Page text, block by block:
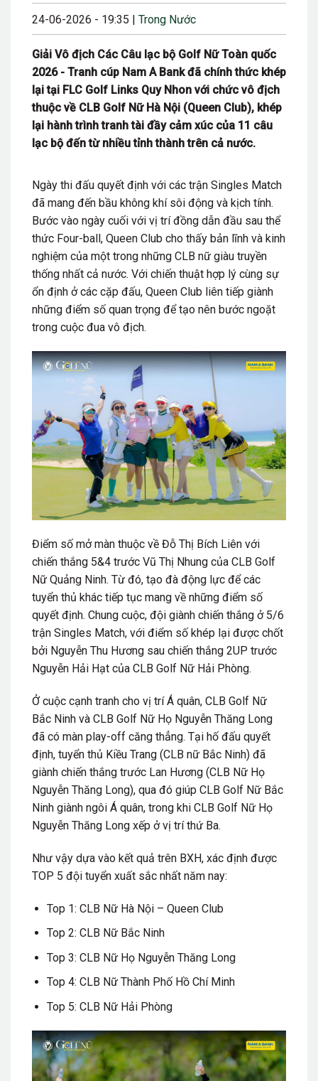
24-06-2026 - 19:35 | Trong Nước
Giải Vô địch Các Câu lạc bộ Golf Nữ Toàn quốc
2026 - Tranh cúp Nam A Bank đã chính thức khép
lại tại FLC Golf Links Quy Nhon với chức vô địch
thuộc về CLB Golf Nữ Hà Nội (Queen Club), khép
lại hành trình tranh tài đầy cảm xúc của 11 câu
lạc bộ đến từ nhiều tỉnh thành trên cả nước.
Ngày thi đấu quyết định với các trận Singles Match
đã mang đến bầu không khí sôi động và kịch tính.
Bước vào ngày cuối với vị trí đồng dẫn đầu sau thể
thức Four-ball, Queen Club cho thấy bản lĩnh và kinh
nghiệm của một trong những CLB nữ giàu truyền
thống nhất cả nước. Với chiến thuật hợp lý cùng sự
ổn định ở các cặp đấu, Queen Club liên tiếp giành
những điểm số quan trọng để tạo nên bước ngoặt
trong cuộc đua vô địch.
Điểm số mở màn thuộc về Đỗ Thị Bích Liên với
chiến thắng 5&4 trước Vũ Thị Nhung của CLB Golf
Nữ Quảng Ninh. Từ đó, tạo đà động lực để các
tuyển thủ khác tiếp tục mang về những điểm số
quyết định. Chung cuộc, đội giành chiến thắng ở 5/6
trận Singles Match, với điểm số khép lại được chốt
bởi Nguyễn Thu Hương sau chiến thắng 2UP trước
Nguyễn Hải Hạt của CLB Golf Nữ Hải Phòng.
Ở cuộc cạnh tranh cho vị trí Á quân, CLB Golf Nữ
Bắc Ninh và CLB Golf Nữ Họ Nguyễn Thăng Long
đã có màn play-off căng thẳng. Tại hố đấu quyết
định, tuyển thủ Kiều Trang (CLB nữ Bắc Ninh) đã
giành chiến thắng trước Lan Hương (CLB Nữ Họ
Nguyễn Thăng Long), qua đó giúp CLB Golf Nữ Bắc
Ninh giành ngôi Á quân, trong khi CLB Golf Nữ Họ
Nguyễn Thăng Long xếp ở vị trí thứ Ba.
Như vậy dựa vào kết quả trên BXH, xác định được
TOP 5 đội tuyển xuất sắc nhất năm nay:
Top 1: CLB Nữ Hà Nội – Queen Club
Top 2: CLB Nữ Bắc Ninh
Top 3: CLB Nữ Họ Nguyễn Thăng Long
Top 4: CLB Nữ Thành Phố Hồ Chí Minh
Top 5: CLB Nữ Hải Phòng